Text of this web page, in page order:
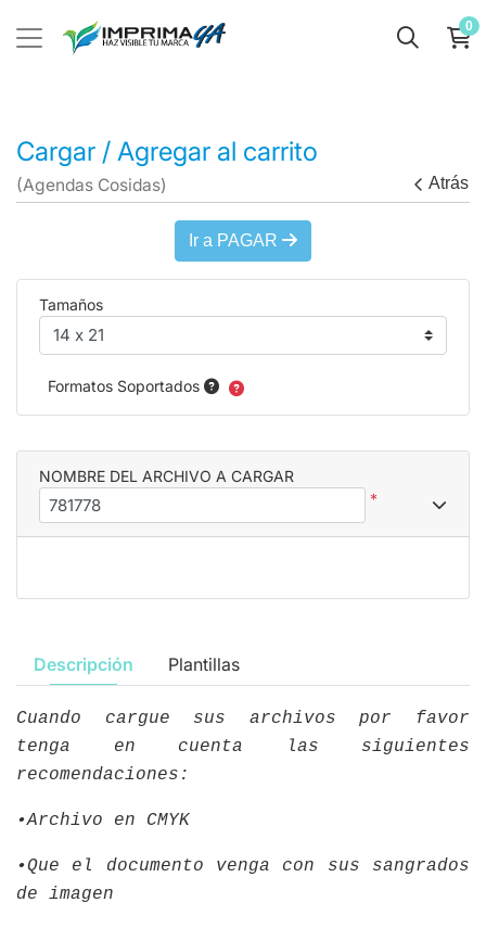
0
Cargar / Agregar al carrito
(Agendas Cosidas) Atrás
Descripción Plantillas
Cuando cargue sus archivos por favor
tenga en cuenta las siguientes
recomendaciones:
•Archivo en CMYK
•Que el documento venga con sus sangrados
de imagen
Ir a PAGAR
Tamaños
Formatos Soportados
NOMBRE DEL ARCHIVO A CARGAR
*